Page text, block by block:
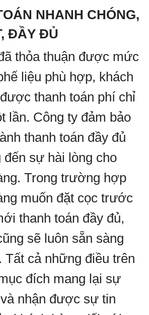
NHANH CHÓNG,
ĐẦY ĐỦ
thỏa thuận được mức
liệu phù hợp, khách
thanh toán phí chỉ
lần. Công ty đảm bảo
thanh toán đầy đủ
đến sự hài lòng cho
Trong trường hợp
muốn đặt cọc trước
thanh toán đầy đủ,
sẽ luôn sẵn sàng
Tất cả những điều trên
đích mang lại sự
nhận được sự tin